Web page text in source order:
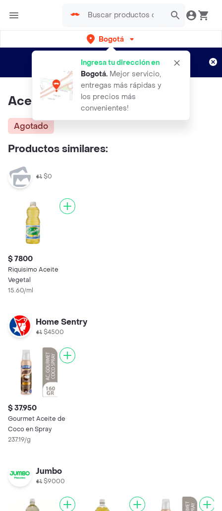
Bogotá
Ingresa tu dirección en
Bogotá. Mejor servicio,
entregas más rápidas y
los precios más
convenientes!
envíos gratis por semanas
Aplican TyC
Aceite Coco Nikkis
Agotado
Productos similares:
$0
$ 7800
Riquisimo Aceite
Vegetal
15.60/ml
Home Sentry
$4500
$ 37.950
Gourmet Aceite de
Coco en Spray
237.19/g
Jumbo
$9000